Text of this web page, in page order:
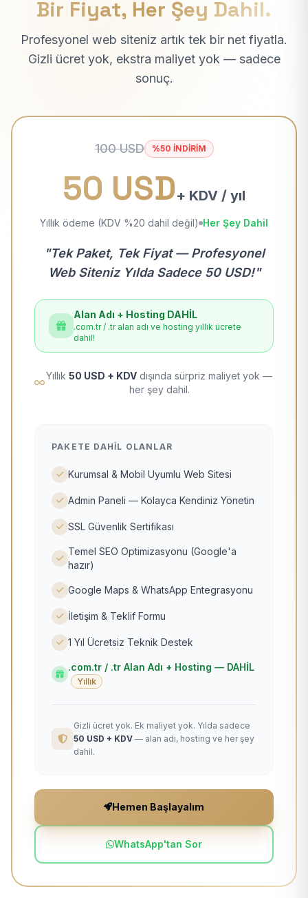
Bir Fiyat, Her Şey Dahil.
Profesyonel web siteniz artık tek bir net fiyatla.
Gizli ücret yok, ekstra maliyet yok — sadece
sonuç.
100 USD %50 İNDİRİM
50 USD+ KDV / yıl
Yıllık ödeme (KDV %20 dahil değil) Her Şey Dahil
"Tek Paket, Tek Fiyat — Profesyonel
Web Siteniz Yılda Sadece 50 USD!"
Alan Adı + Hosting DAHİL
.com.tr / .tr alan adı ve hosting yıllık ücrete
dahil!
Yıllık 50 USD + KDV dışında sürpriz maliyet yok —
her şey dahil.
PAKETE DAHIL OLANLAR
Kurumsal & Mobil Uyumlu Web Sitesi
Admin Paneli — Kolayca Kendiniz Yönetin
SSL Güvenlik Sertifikası
Temel SEO Optimizasyonu (Google'a
hazır)
Google Maps & WhatsApp Entegrasyonu
İletişim & Teklif Formu
1 Yıl Ücretsiz Teknik Destek
.com.tr / .tr Alan Adı + Hosting — DAHİL
Yıllık
Gizli ücret yok. Ek maliyet yok. Yılda sadece
50 USD + KDV — alan adı, hosting ve her şey
dahil.
Hemen Başlayalım
WhatsApp'tan Sor